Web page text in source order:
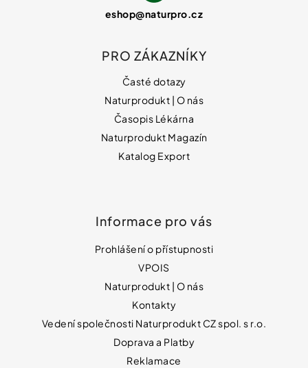
eshop@naturpro.cz
PRO ZÁKAZNÍKY
Časté dotazy
Naturprodukt | O nás
Časopis Lékárna
Naturprodukt Magazín
Katalog Export
Informace pro vás
Prohlášení o přístupnosti
VPOIS
Naturprodukt | O nás
Kontakty
Vedení společnosti Naturprodukt CZ spol. s r.o.
Doprava a Platby
Reklamace